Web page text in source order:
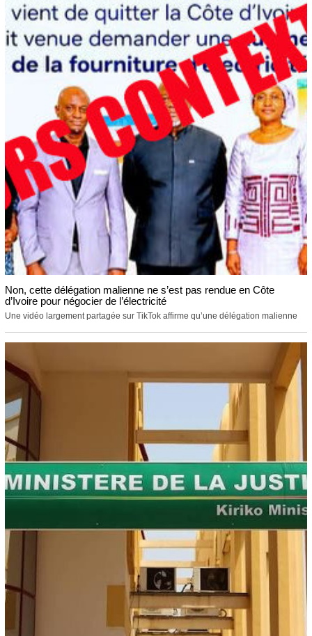
Non, cette délégation malienne ne s’est pas rendue en Côte
d’Ivoire pour négocier de l’électricité
Une vidéo largement partagée sur TikTok affirme qu’une délégation malienne